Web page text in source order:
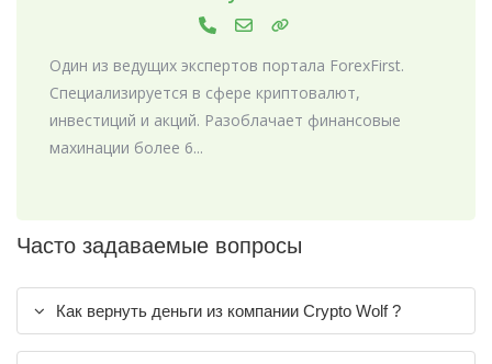
Один из ведущих экспертов портала ForexFirst.
Специализируется в сфере криптовалют,
инвестиций и акций. Разоблачает финансовые
махинации более 6...
Часто задаваемые вопросы
Как вернуть деньги из компании Crypto Wolf ?